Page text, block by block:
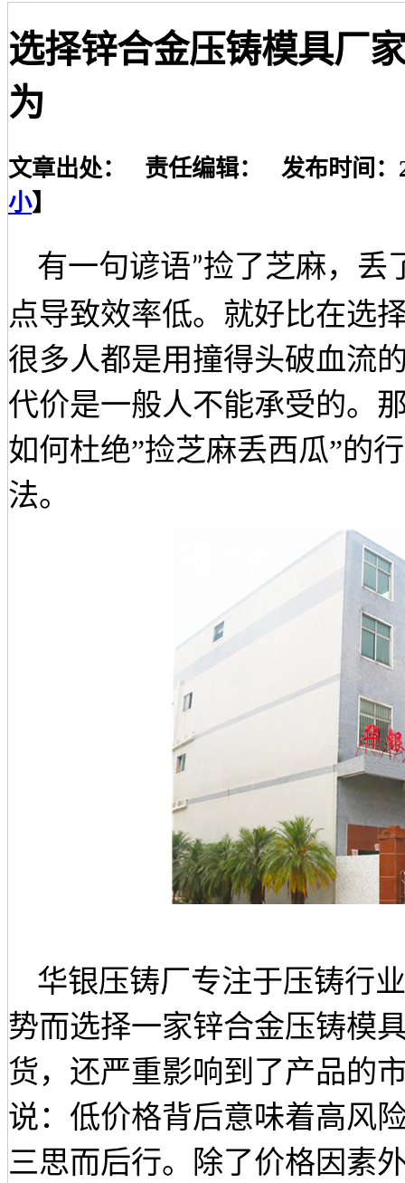
选择锌合金压铸模具厂
为
文章出处： 责任编辑： 发布时间：
小】
有一句谚语”捡了芝麻，丢
点导致效率低。就好比在选
很多人都是用撞得头破血流
代价是一般人不能承受的。
如何杜绝”捡芝麻丢西瓜”的
法。
华银压铸厂专注于压铸行业
势而选择一家锌合金压铸模
货，还严重影响到了产品的
说：低价格背后意味着高风
三思而后行。除了价格因素